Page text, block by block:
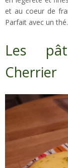
et au coeur de
Parfait avec un thé.
Les
Cherrier